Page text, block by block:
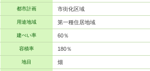
都市計画 市街化区域
用途地域 第一種住居地域
建ぺい率 60％
容積率 180％
地目 畑